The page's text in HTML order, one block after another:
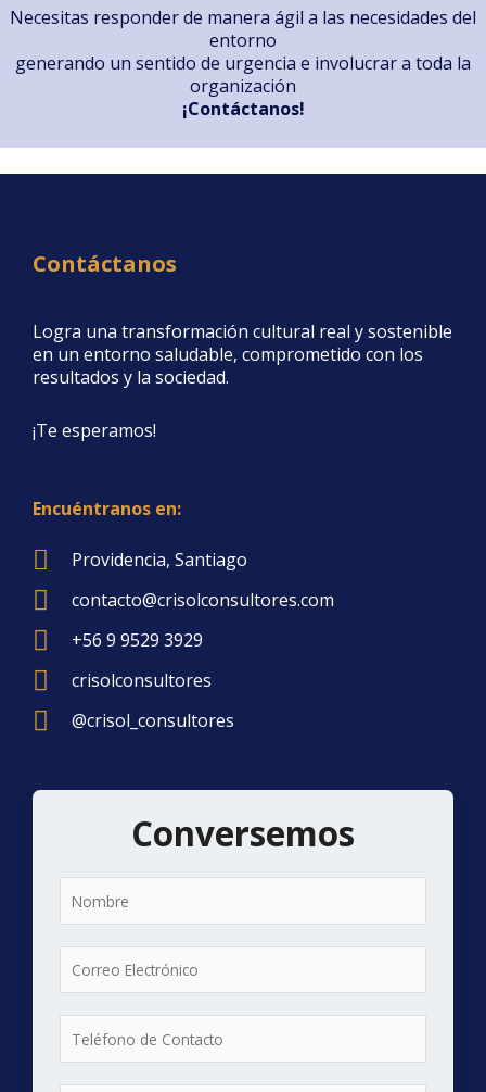
Necesitas responder de manera ágil a las necesidades del
entorno
generando un sentido de urgencia e involucrar a toda la
organización
¡Contáctanos!
Contáctanos
Logra una transformación cultural real y sostenible
en un entorno saludable, comprometido con los
resultados y la sociedad.
¡Te esperamos!
Encuéntranos en:
Providencia, Santiago
contacto@crisolconsultores.com
+56 9 9529 3929
crisolconsultores
@crisol_consultores
Conversemos